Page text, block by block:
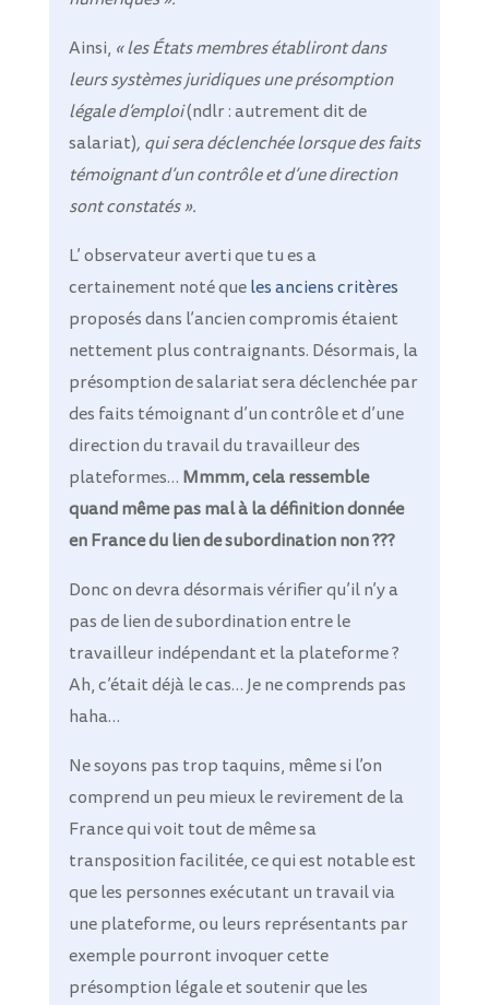
Ainsi, « les États membres établiront dans
leurs systèmes juridiques une présomption
légale d’emploi(ndlr : autrement dit de
salariat), qui sera déclenchée lorsque des faits
témoignant d’un contrôle et d’une direction
sont constatés ».
L’ observateur averti que tu es a
certainement noté queles anciens critères
proposés dans l’ancien compromis étaient
nettement plus contraignants. Désormais, la
présomption de salariat sera déclenchée par
des faits témoignant d’un contrôle et d’une
direction du travail du travailleur des
plateformes… Mmmm, cela ressemble
quand même pas mal à la définition donnée
en France du lien de subordination non ???
Donc on devra désormais vérifier qu’il n’y a
pas de lien de subordination entre le
travailleur indépendant et la plateforme ?
Ah, c’était déjà le cas… Je ne comprends pas
haha…
Ne soyons pas trop taquins, même si l’on
comprend un peu mieux le revirement de la
France qui voit tout de même sa
transposition facilitée, ce qui est notable est
que les personnes exécutant un travail via
une plateforme, ou leurs représentants par
exemple pourront invoquer cette
présomption légale et soutenir que les